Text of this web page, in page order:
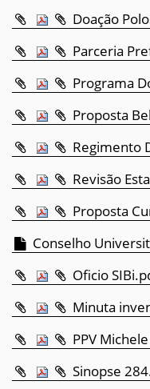
Doação
Parceria
Programa
Proposta
Regimento
Revisão
Proposta
Conselho
Oficio
Minuta
PPV
Sinopse